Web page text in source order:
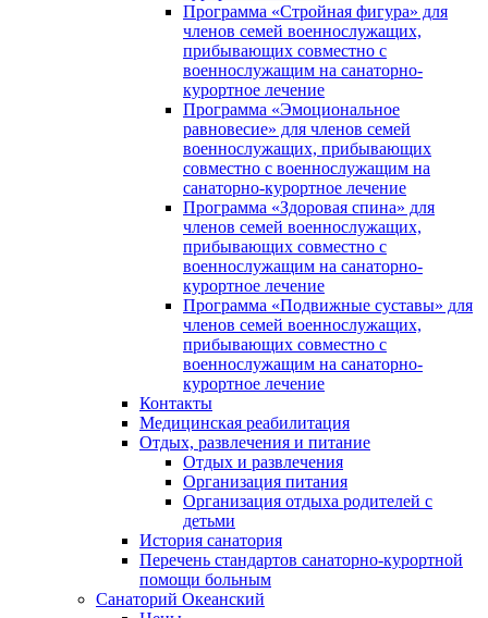
Программа «Стройная фигура» для
членов семей военнослужащих,
прибывающих совместно с
военнослужащим на санаторно-
курортное лечение
Программа «Эмоциональное
равновесие» для членов семей
военнослужащих, прибывающих
совместно с военнослужащим на
санаторно-курортное лечение
Программа «Здоровая спина» для
членов семей военнослужащих,
прибывающих совместно с
военнослужащим на санаторно-
курортное лечение
Программа «Подвижные суставы» для
членов семей военнослужащих,
прибывающих совместно с
военнослужащим на санаторно-
курортное лечение
Контакты
Медицинская реабилитация
Отдых, развлечения и питание
Отдых и развлечения
Организация питания
Организация отдыха родителей с
детьми
История санатория
Перечень стандартов санаторно-курортной
помощи больным
Санаторий Океанский